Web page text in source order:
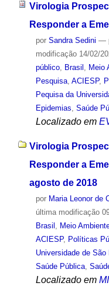
Virologia
Responder a
por Sandra Sedini —
modificação14/02/
público, Brasil Meio
Pesquisa, ACIESP,
Pequisa da
Epidemias Saúde
Localizado em
Virologia
Responder a
agosto de 2018
por Maria Leonor de
última modificação
Brasil , Meio
ACIESP, Políticas
Universidade de São
Saúde Pública,
Localizado em